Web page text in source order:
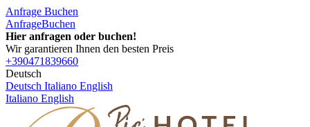
Anfrage Buchen
AnfrageBuchen
Hier anfragen oder buchen!
Wir garantieren Ihnen den besten Preis
+390471839660
Deutsch
Deutsch Italiano English
Italiano English